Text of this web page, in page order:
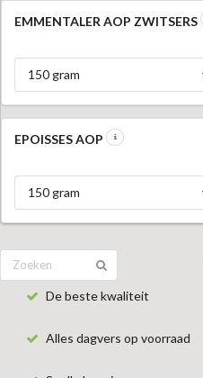
EMMENTALER AOP ZWITSERS
150 gram
EPOISSES AOP
150 gram
De beste kwaliteit
Alles dagvers op voorraad